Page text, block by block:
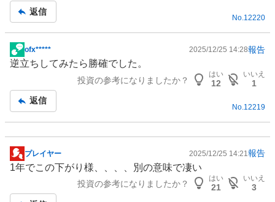
返信
No.12220
掲
示
事
ofx***** 2025/12/25 14:28報告
逆立ちしてみたら勝確でした。
投資の参考になりましたか？
はい
12
いいえ
1
返信
No. 12219
掲
示
プレイヤー 2025/12/25 14:21 報告
1年でこの下がり様、、、、別の意味で凄い
投資の参考になりましたか？
はい
21
いいえ
3